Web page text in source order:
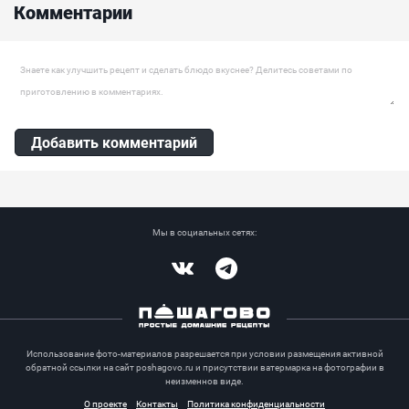
в домашних условиях из совершенно доступных ингредиентов....
сахар, Крахмал кукурузный, Сок лимона
Комментарии
Оставить комментарий
Добавить комментарий
Мы в социальных сетях:
Использование фото-материалов разрешается при условии размещения активной
обратной ссылки на сайт poshagovo.ru и присутствии ватермарка на фотографии в
неизменнов виде.
О проекте
Контакты Политика конфиденциальности